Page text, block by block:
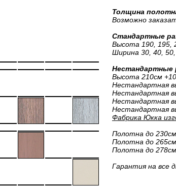
Толщина
Возможно
Стандартные
Высота 190, 195,
Ширина 30, 40,
Нестандартные
Высота 210см
Нестандартная
Нестандартная
Нестандартная
Нестандартная
Фабрика Юкка
Полотна до
Полотна до
Полотна до
Гарантия на все